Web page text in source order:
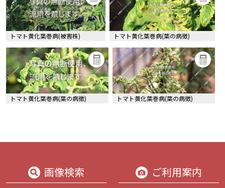
トマト黄化葉巻病(被害株) トマト黄化葉巻病(葉の病徴)
トマト黄化葉巻病(葉の病徴) トマト黄化葉巻病(葉の病徴)
画像検索 ご利用案内